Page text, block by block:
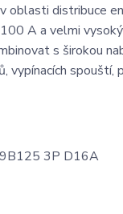
distribuce
A a velmi
s širokou
vypínacích